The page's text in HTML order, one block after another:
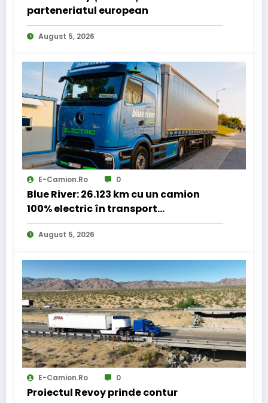
parteneriatul european
August 5, 2026
E-Camion.ro 0
Blue River: 26.123 km cu un camion
100% electric în transport
internațional
August 5, 2026
E-Camion.ro 0
Proiectul Revoy prinde contur